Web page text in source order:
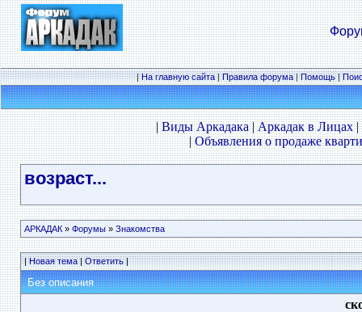
|На главную сайта|Правила форума|Помощь|
|Виды Аркадака|Аркадак в Лицах|
|Объявления о продаже
возраст...
АРКАДАК» Форумы» Знакомства
|Новая тема|Ответить|
Без описания